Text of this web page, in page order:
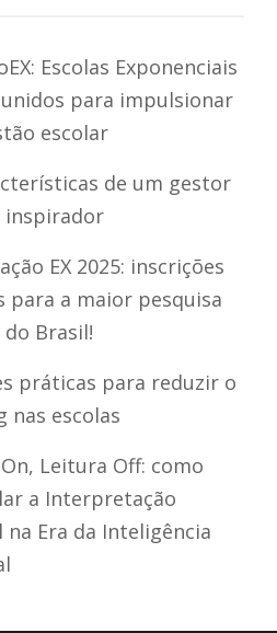
Escolas Exponenciais
unidos para impulsionar
escolar
de um gestor
inspirador
EX 2025: inscrições
para a maior pesquisa
Brasil!
práticas para reduzir o
nas escolas
Leitura Off: como
a Interpretação
na Era da Inteligência